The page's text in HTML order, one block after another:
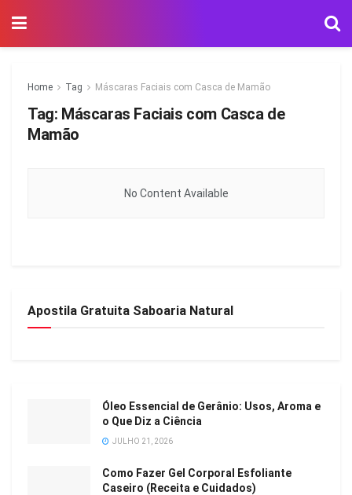
Home Tag Máscaras Faciais com Casca de Mamão
Tag: Máscaras Faciais com Casca de
Mamão
No Content Available
Apostila Gratuita Saboaria Natural
Óleo Essencial de Gerânio: Usos, Aroma e
o Que Diz a Ciência
JULHO 21, 2026
Como Fazer Gel Corporal Esfoliante
Caseiro (Receita e Cuidados)